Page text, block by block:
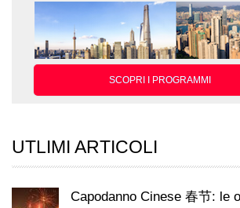
SCOPRI I PROGRAMMI
UTLIMI ARTICOLI
Capodanno Cinese 春节: le